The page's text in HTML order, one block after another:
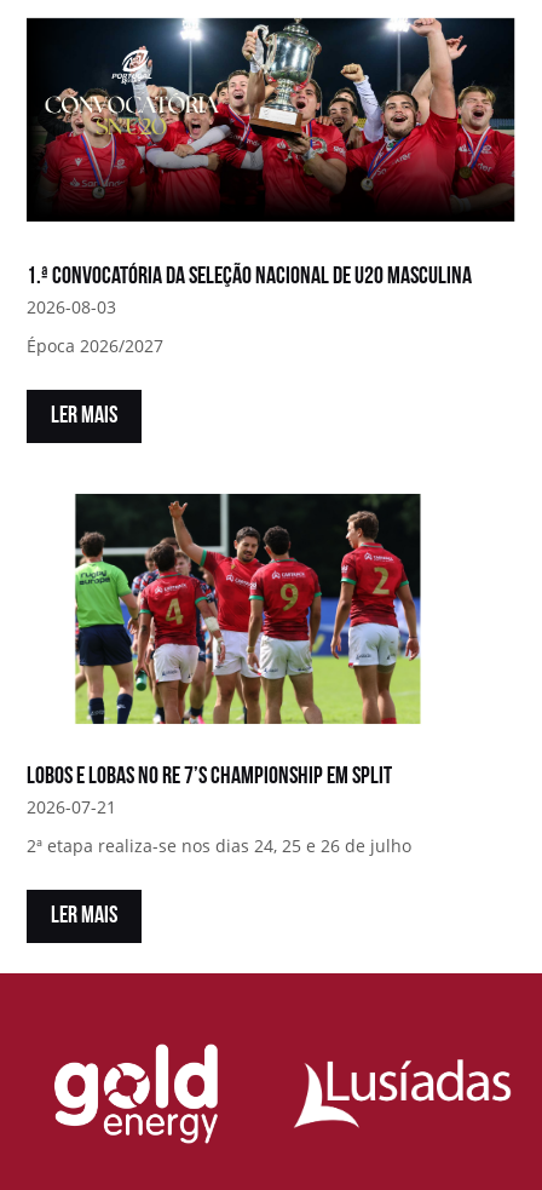
1.ª convocatória da Seleção Nacional de U20 Masculina
2026-08-03
Época 2026/2027
LER MAIS
Lobos e Lobas no RE 7’s Championship em Split
2026-07-21
2ª etapa realiza-se nos dias 24, 25 e 26 de julho
LER MAIS